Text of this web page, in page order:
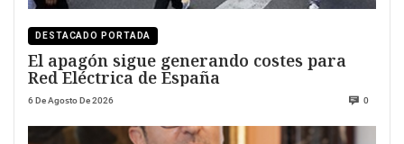
DESTACADO PORTADA
El apagón sigue generando costes para
Red Eléctrica de España
6 De Agosto De 2026 0